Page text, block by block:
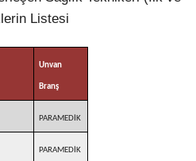
Listesi
Unvan
Branş
PARAMEDİK
PARAMEDİK